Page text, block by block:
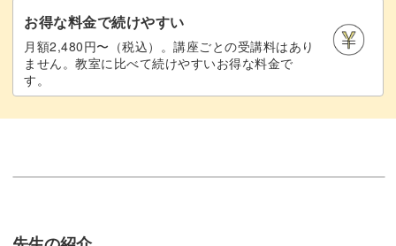
お得な料金で続けやすい
月額2,480円〜（税込）。講座ごとの受講料はあり
ません。教室に比べて続けやすいお得な料金で
す。